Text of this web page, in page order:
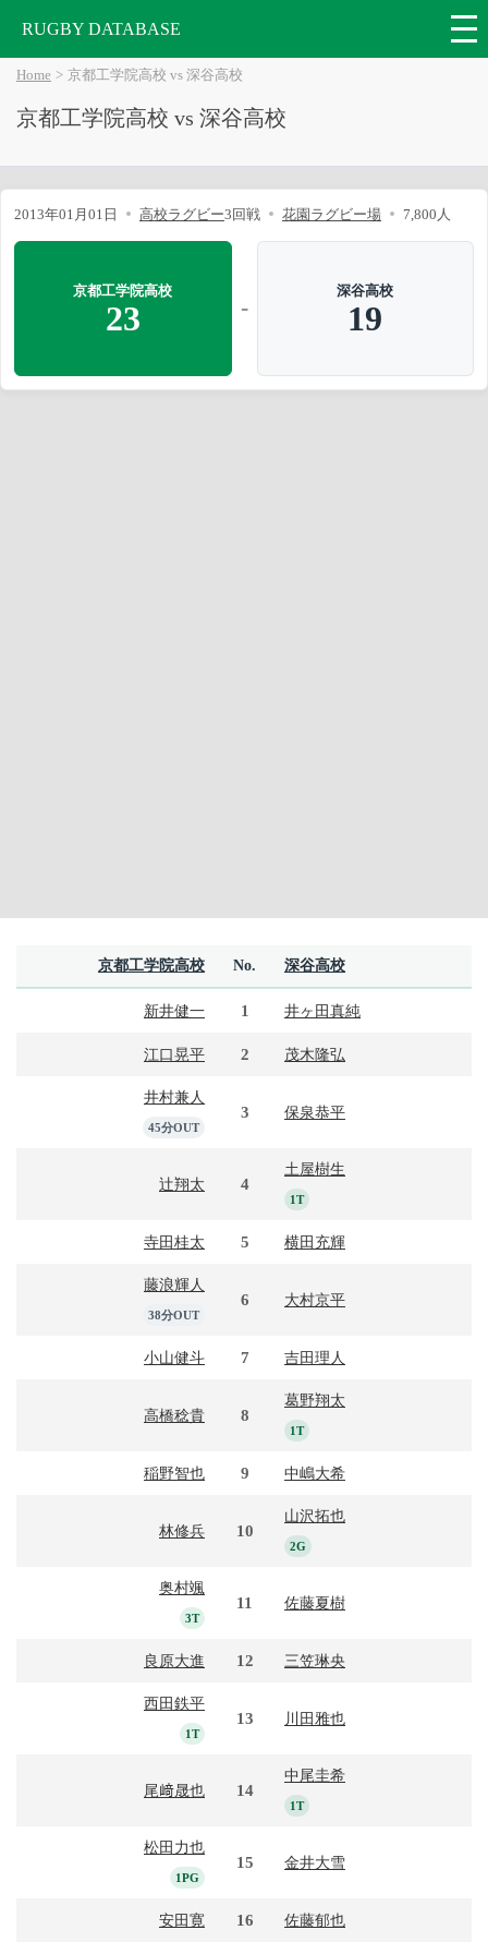
RUGBY DATABASE
Home 京都工学院高校 vs 深谷高校
京都工学院高校 vs 深谷高校
2013年01月01日 高校ラグビー3回戦 花園ラグビー場 7,800人
京都工学院高校
23 -
深谷高校
19
京都工学院高校 No. 深谷高校
新井健一 1 井ヶ田真純
江口晃平 2 茂木隆弘
井村兼人
45分OUT
3 保泉恭平
辻翔太 4
土屋樹生
1T
寺田桂太 5 横田充輝
藤浪輝人
38分OUT
6 大村京平
小山健斗 7 吉田理人
高橋稔貴 8
葛野翔太
1T
稲野智也 9 中嶋大希
林修兵 10
山沢拓也
2G
奥村颯
3T
11 佐藤夏樹
良原大進 12 三笠琳央
西田鉄平
1T
13 川田雅也
尾﨑晟也 14
中尾圭希
1T
松田力也
1PG
15 金井大雪
安田寛 16 佐藤郁也